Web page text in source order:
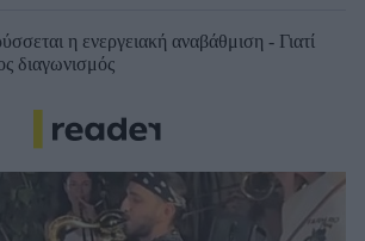
η ενεργειακή αναβάθμιση - Γιατί
διαγωνισμός